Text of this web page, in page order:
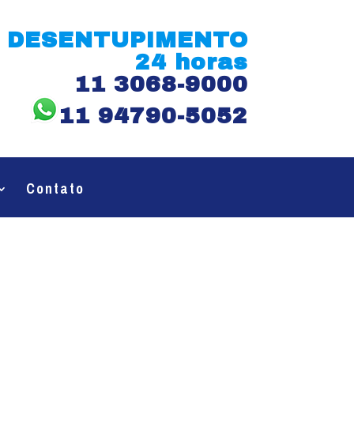
DESENTUPIMENTO
24 horas
11 3068-9000
11 94790-5052
Contato